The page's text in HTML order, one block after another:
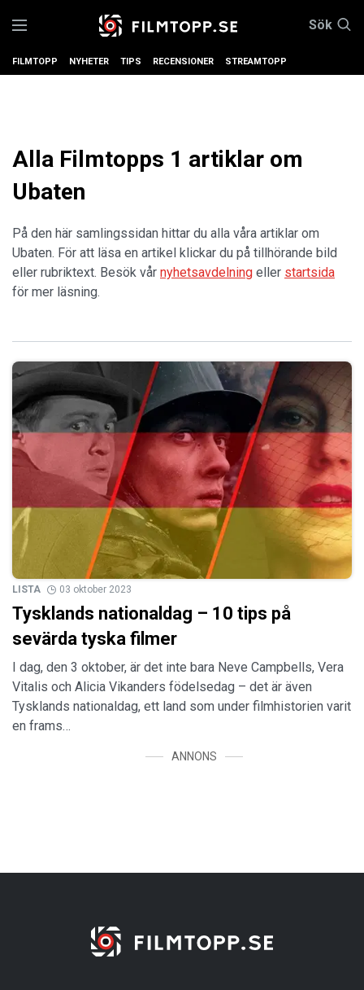
Sök
FILMTOPP NYHETER TIPS RECENSIONER STREAMTOPP
Alla Filmtopps 1 artiklar om
Ubaten
På den här samlingssidan hittar du alla våra artiklar om
Ubaten. För att läsa en artikel klickar du på tillhörande bild
eller rubriktext. Besök vår nyhetsavdelning eller startsida
för mer läsning.
LISTA 03 oktober 2023
Tysklands nationaldag – 10 tips på
sevärda tyska filmer
I dag, den 3 oktober, är det inte bara Neve Campbells, Vera
Vitalis och Alicia Vikanders födelsedag – det är även
Tysklands nationaldag, ett land som under filmhistorien varit
en frams…
ANNONS